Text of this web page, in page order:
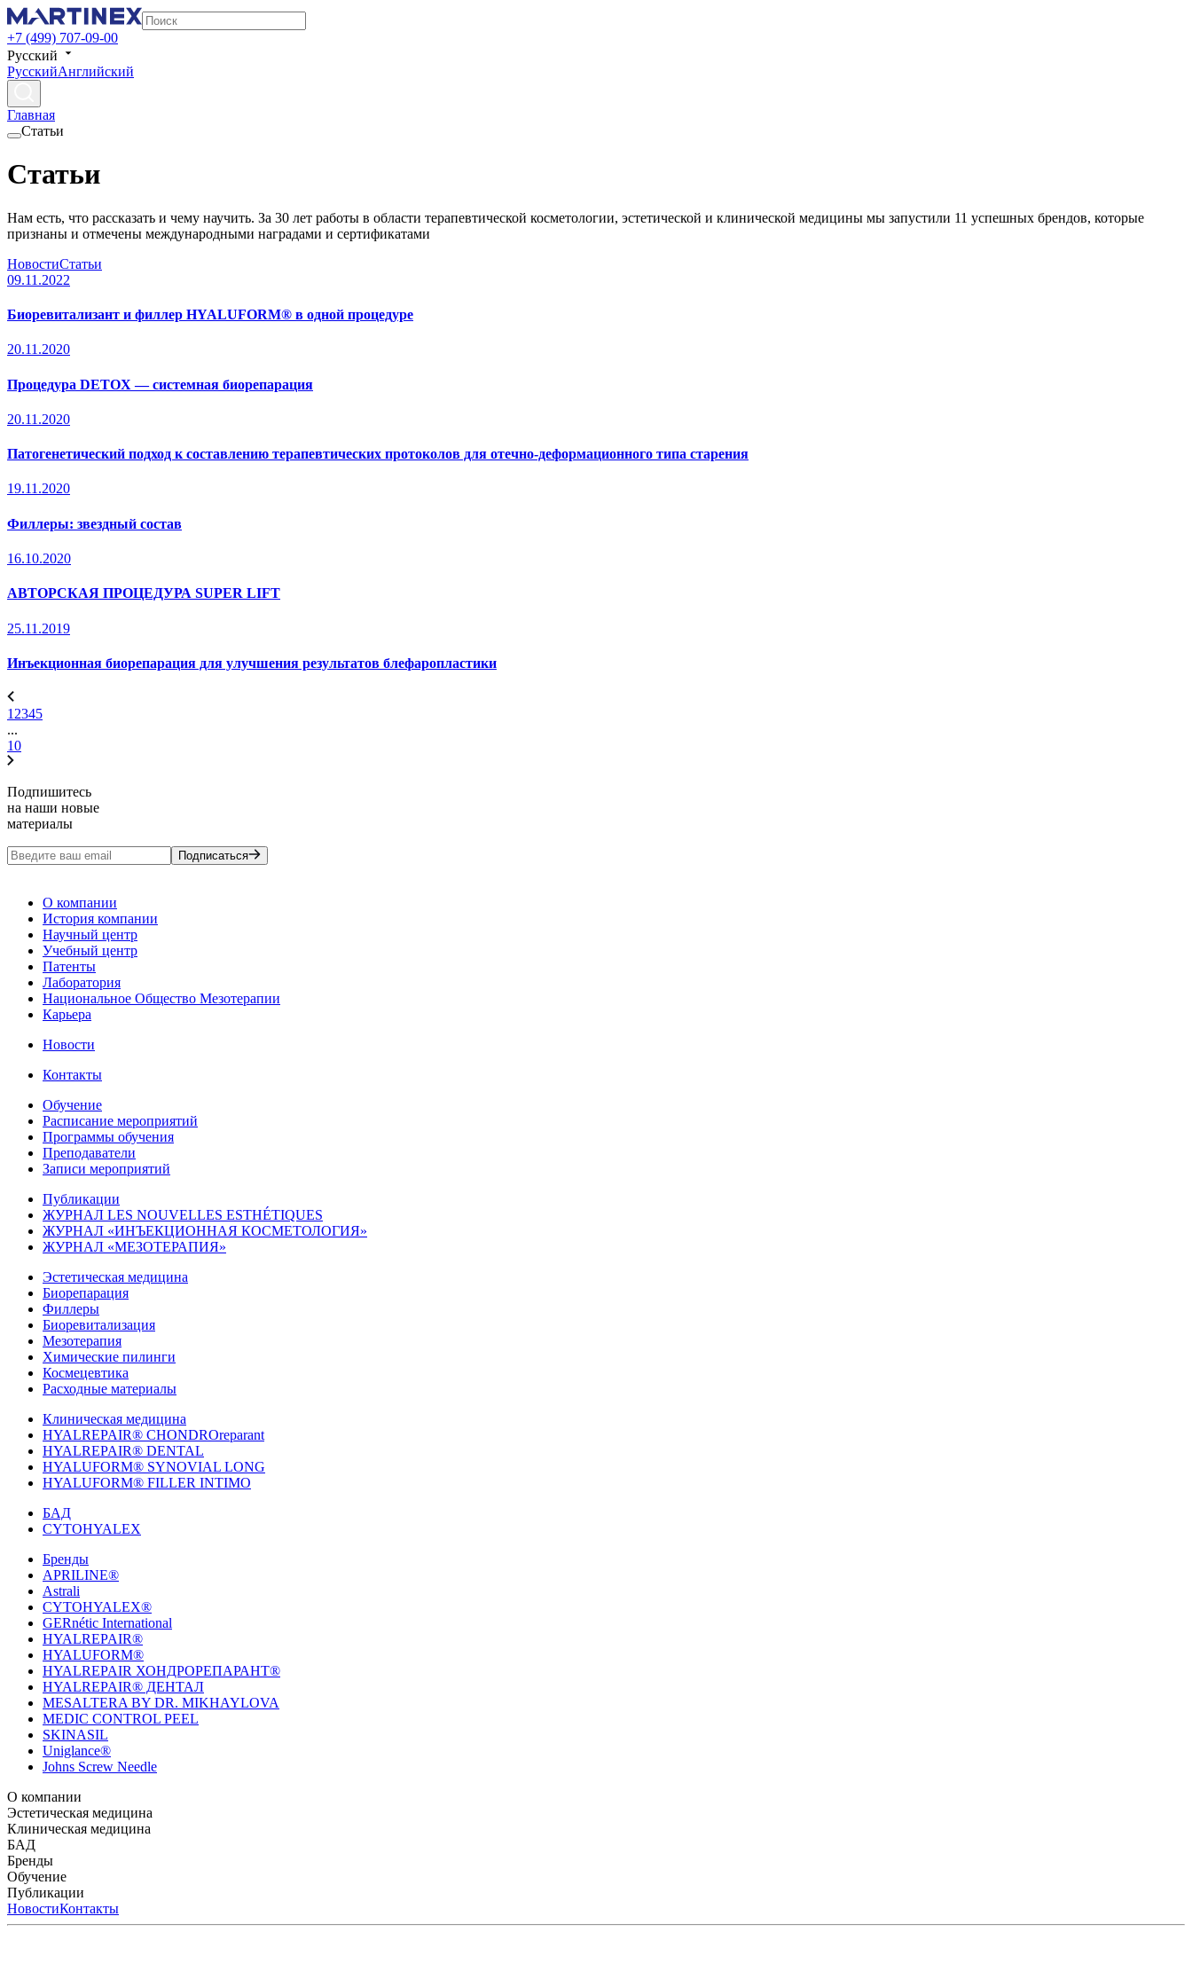
+7 (499) 707-09-00
Русский
РусскийАнглийский
Главная
Статьи
Статьи
Нам есть, что рассказать и чему научить. За 30 лет работы в области терапевтической косметологии, эстетической и клинической медицины мы запустили 11 успешных брендов, которые
признаны и отмечены международными наградами и сертификатами
НовостиСтатьи
09.11.2022
Биоревитализант и филлер HYALUFORM® в одной процедуре
20.11.2020
Процедура DETOX — системная биорепарация
20.11.2020
Патогенетический подход к составлению терапевтических протоколов для отечно-деформационного типа старения
19.11.2020
Филлеры: звездный состав
16.10.2020
АВТОРСКАЯ ПРОЦЕДУРА SUPER LIFT
25.11.2019
Инъекционная биорепарация для улучшения результатов блефаропластики
1 2345
...
10
Подпишитесь
на наши новые
материалы
Подписаться
О компании
История компании
Научный центр
Учебный центр
Патенты
Лаборатория
Национальное Общество Мезотерапии
Карьера
Новости
Контакты
Обучение
Расписание мероприятий
Программы обучения
Преподаватели
Записи мероприятий
Публикации
ЖУРНАЛ LES NOUVELLES ESTHÉTIQUES
ЖУРНАЛ «ИНЪЕКЦИОННАЯ КОСМЕТОЛОГИЯ»
ЖУРНАЛ «МЕЗОТЕРАПИЯ»
Эстетическая медицина
Биорепарация
Филлеры
Биоревитализация
Мезотерапия
Химические пилинги
Космецевтика
Расходные материалы
Клиническая медицина
HYALREPAIR® CHONDROreparant
HYALREPAIR® DENTAL
HYALUFORM® SYNOVIAL LONG
HYALUFORM® FILLER INTIMO
БАД
CYTOHYALEX
Бренды
APRILINE®
Astrali
CYTOHYALEX®
GERnétic International
HYALREPAIR®
HYALUFORM®
HYALREPAIR ХОНДРОРЕПАРАНТ®
HYALREPAIR® ДЕНТАЛ
MESALTERA BY DR. MIKHAYLOVA
MEDIC CONTROL PEEL
SKINASIL
Uniglance®
Johns Screw Needle
О компании
История компанииНаучный центр
Эстетическая медицина
БиорепарацияФиллеры
Клиническая медицина
HYALREPAIR® CHONDROreparant
БАД
CYTOHYALEX
Бренды
APRILINE®
MIKHAYLOVA
Обучение
Расписание мероприятий
Публикации
ЖУРНАЛ LES NOUVELLES ESTHÉTIQUES
НовостиКонтакты